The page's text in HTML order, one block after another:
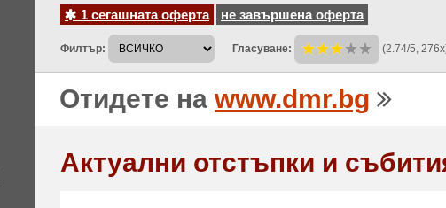
1 сегашната оферта
не завършена оферта
Филтър: Гласуване: (2.74/5,
Отидете на www.dmr.bg
Актуални отстъпки и